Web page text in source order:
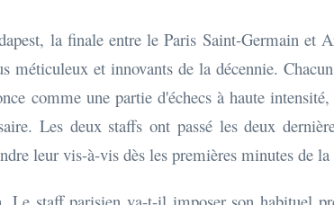
la finale entre le Paris Saint-Germain et
et innovants de la décennie.
comme une partie d'échecs à haute
Les deux staffs ont passé les deux
leur vis-à-vis dès les premières minutes de